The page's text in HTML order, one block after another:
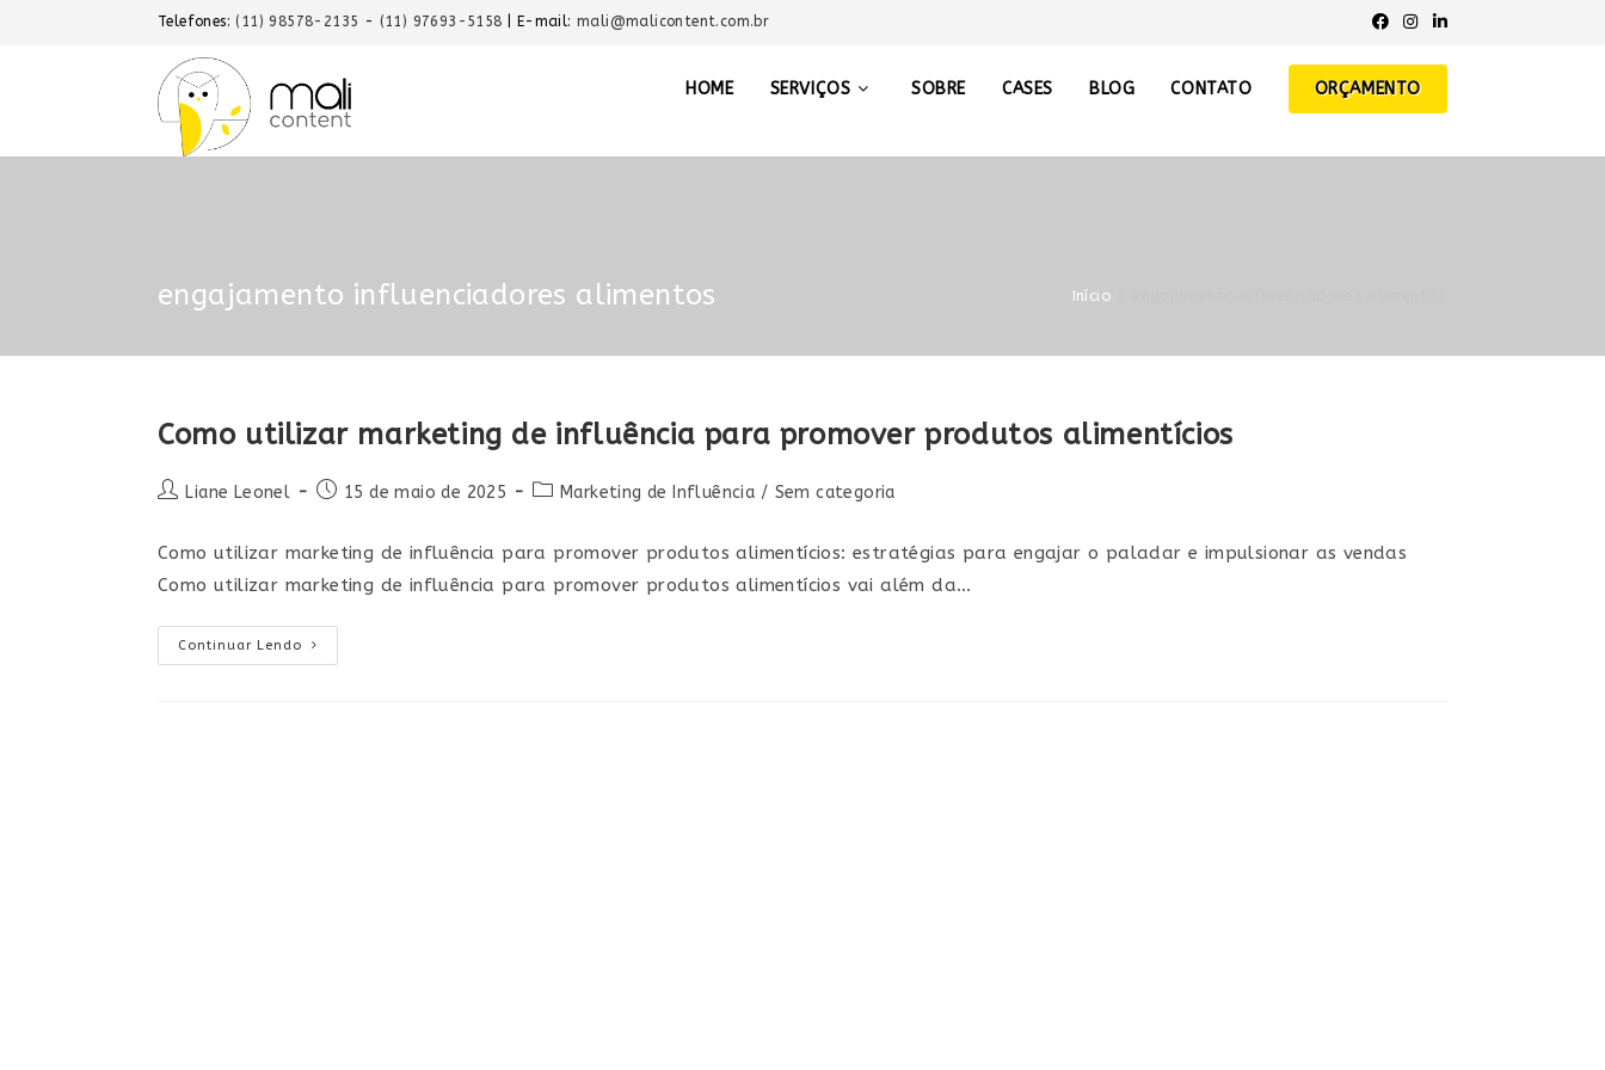
Telefones: (11) 98578-2135 - (11) 97693-5158 | E-mail:mali@malicontent.com.br
HOME SERVIÇOS SOBRE CASES BLOG CONTATO ORÇAMENTO
engajamento influenciadores alimentos Início
Como utilizar marketing de influência para promover produtos alimentícios
Liane Leonel 15 de maio de 2025 Marketing de Influência / Sem categoria
Como utilizar marketing de influência para promover produtos alimentícios: estratégias para engajar o paladar e impulsionar as vendas
Como utilizar marketing de influência para promover produtos alimentícios vai além da…
Continuar Lendo